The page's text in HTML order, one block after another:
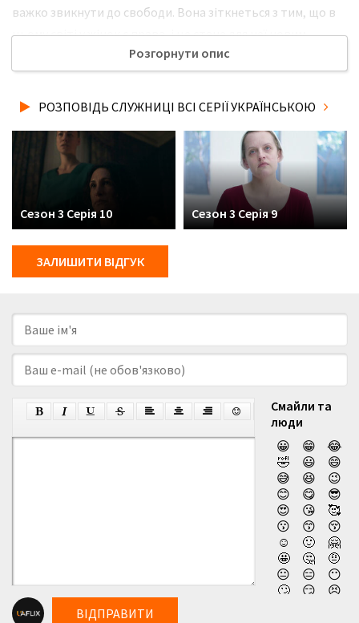
важко звикнути до свободи. Вона зіткнеться з тим, що в
цьому світі у жінок є права, і це стане для неї новим
досвідом. Разом із Люком і Мойрою вони братимуть
співтовариства дій проти Гілеаду. Не забудьте
серіалу Розповідь служниці українською мовою, у хорошій
hd якості та з українськими субтитрами!
Розгорнути опис
РОЗПОВІДЬ СЛУЖНИЦІ ВСІ СЕРІЇ УКРАЇНСЬКОЮ
Сезон 3 Серія 10 Сезон 3 Серія 9
ЗАЛИШИТИ ВІДГУК
Смайли та
люди
😀
😁
😂
🤣
😃
😄
😅
😆
😉
😊
😋
😎
😍
😘
🥰
😗
😙
😚
☺️
🙂
🤗
🤩
🤔
🤨
😐
😑
😶
🙄
😏
😣
ВІДПРАВИТИ